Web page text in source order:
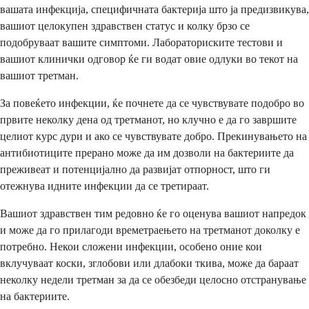
вашата инфекција, специфичната бактерија што ја предизвикува,
вашиот целокупен здравствен статус и колку брзо се
подобруваат вашите симптоми. Лабораториските тестови и
вашиот клинички одговор ќе ги водат овие одлуки во текот на
вашиот третман.
За повеќето инфекции, ќе почнете да се чувствувате подобро во
првите неколку дена од третманот, но клучно е да го завршите
целиот курс дури и ако се чувствувате добро. Прекинувањето на
антибиотиците прерано може да им дозволи на бактериите да
преживеат и потенцијално да развијат отпорност, што ги
отежнува идните инфекции да се третираат.
Вашиот здравствен тим редовно ќе го оценува вашиот напредок
и може да го прилагоди времетраењето на третманот доколку е
потребно. Некои сложени инфекции, особено оние кои
вклучуваат коски, зглобови или длабоки ткива, може да бараат
неколку недели третман за да се обезбеди целосно отстранување
на бактериите.